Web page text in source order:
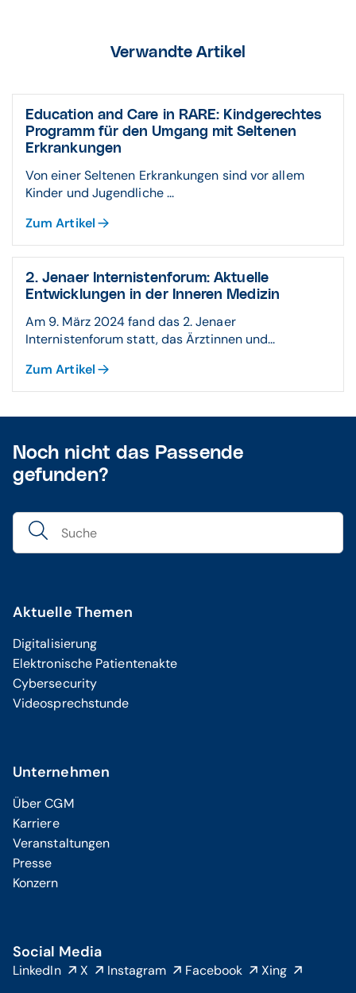
Verwandte Artikel
Education and Care in RARE: Kindgerechtes
Programm für den Umgang mit Seltenen
Erkrankungen
Von einer Seltenen Erkrankungen sind vor allem
Kinder und Jugendliche ...
Zum Artikel
2. Jenaer Internistenforum: Aktuelle
Entwicklungen in der Inneren Medizin
Am 9. März 2024 fand das 2. Jenaer
Internistenforum statt, das Ärztinnen und...
Zum Artikel
Noch nicht das Passende
gefunden?
Aktuelle Themen
Digitalisierung
Elektronische Patientenakte
Cybersecurity
Videosprechstunde
Unternehmen
Über CGM
Karriere
Veranstaltungen
Presse
Konzern
Social Media
LinkedIn X Instagram Facebook Xing